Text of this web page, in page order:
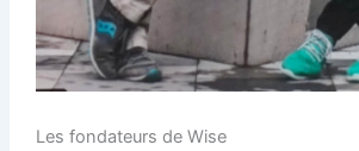
Les fondateurs de Wise